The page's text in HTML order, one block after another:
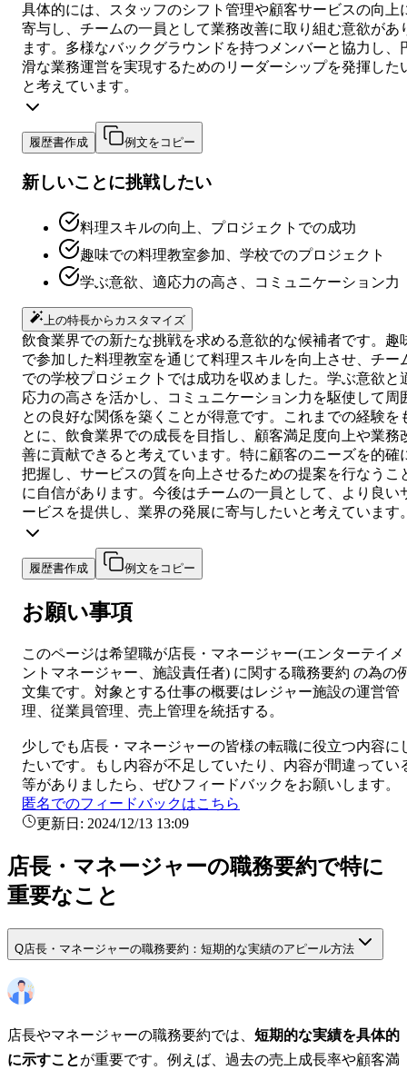
具体的には、スタッフのシフト管理や顧客サービスの向上
寄与し、チームの一員として業務改善に取り組む意欲があ
ます。多様なバックグラウンドを持つメンバーと協力し、
滑な業務運営を実現するためのリーダーシップを発揮した
と考えています。
履歴書作成 例文をコピー
新しいことに挑戦したい
料理スキルの向上、プロジェクトでの成功
趣味での料理教室参加、学校でのプロジェクト
学ぶ意欲、適応力の高さ、コミュニケーション力
上の特長からカスタマイズ
飲食業界での新たな挑戦を求める意欲的な候補者です。趣
で参加した料理教室を通じて料理スキルを向上させ、チー
での学校プロジェクトでは成功を収めました。学ぶ意欲と
応力の高さを活かし、コミュニケーション力を駆使して周
との良好な関係を築くことが得意です。これまでの経験を
とに、飲食業界での成長を目指し、顧客満足度向上や業務
善に貢献できると考えています。特に顧客のニーズを的確
把握し、サービスの質を向上させるための提案を行なうこ
に自信があります。今後はチームの一員として、より良い
ービスを提供し、業界の発展に寄与したいと考えています
履歴書作成 例文をコピー
お願い事項
このページは希望職が店長・マネージャー(エンターテイメ
ントマネージャー、施設責任者) に関する職務要約 の為の
文集です。対象とする仕事の概要はレジャー施設の運営管
理、従業員管理、売上管理を統括する。
少しでも 店長・マネージャーの皆様の転職に役立つ内容に
たいです。もし内容が不足していたり、内容が間違ってい
等がありましたら、ぜひフィードバックをお願いします。
匿名でのフィードバックはこちら
更新日: 2024/12/13 13:09
店長・マネージャーの職務要約で特に
重要なこと
Q店長・マネージャーの職務要約：短期的な実績のアピール方法
店長やマネージャーの職務要約では、 短期的な実績を具体的
に示すことが重要です。例えば、過去の売上成長率や顧客満